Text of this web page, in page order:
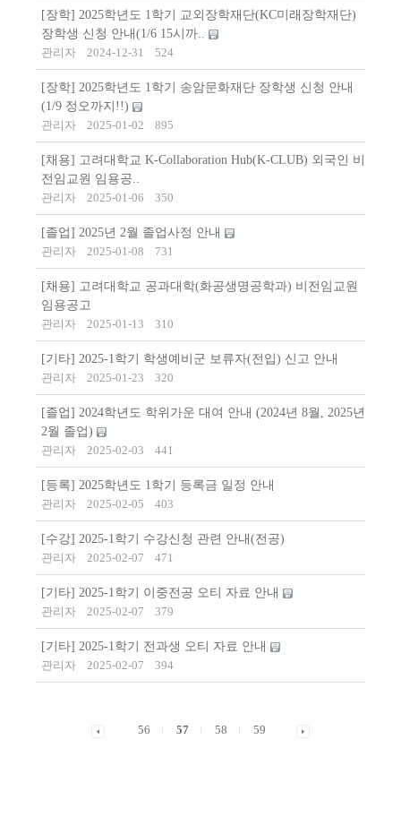
[장학] 2025학년도 1학기 교외장학재단(KC미래장학재단)
장학생 신청 안내(1/6 15시까..
관리자
2024-12-31 524
[장학] 2025학년도 1학기 송암문화재단 장학생 신청 안내
(1/9 정오까지!!)
관리자
2025-01-02 895
[채용] 고려대학교 K-Collaboration Hub(K-CLUB) 외국인 비
전임교원 임용공..
관리자
2025-01-06 350
[졸업] 2025년 2월 졸업사정 안내
관리자
2025-01-08 731
[채용] 고려대학교 공과대학(화공생명공학과) 비전임교원
임용공고
관리자
2025-01-13 310
[기타] 2025-1학기 학생예비군 보류자(전입) 신고 안내
관리자
2025-01-23 320
[졸업] 2024학년도 학위가운 대여 안내 (2024년 8월, 2025년
2월 졸업)
관리자
2025-02-03 441
[등록] 2025학년도 1학기 등록금 일정 안내
관리자
2025-02-05 403
[수강] 2025-1학기 수강신청 관련 안내(전공)
관리자
2025-02-07 471
[기타] 2025-1학기 이중전공 오티 자료 안내
관리자
2025-02-07 379
[기타] 2025-1학기 전과생 오티 자료 안내
관리자
2025-02-07 394
56 57 58 59